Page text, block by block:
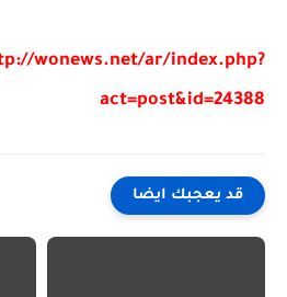
wonews.net/ar/index.php?
act=post&id=24388
قد يعجبك ايضا